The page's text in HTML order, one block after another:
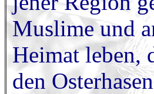
Muslime und
Heimat leben,
den